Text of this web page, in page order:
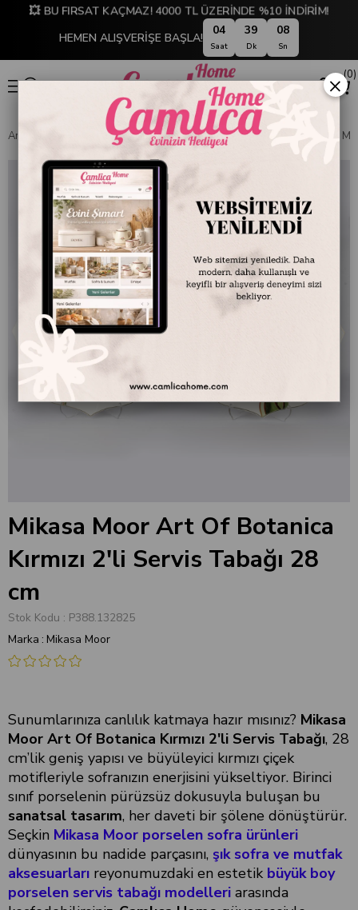
💥 BU FIRSAT KAÇMAZ! 4000 TL ÜZERİNDE %10 İNDİRİM!
HEMEN ALIŞVERİŞE BAŞLA! 04
Saat
39
Dk
07
Sn
0
Anasayfa SOFRA & MUTFAK SOFRA & SERVİS Servis Kapları ve
Mikasa Moor Art Of Botanica
Kırmızı 2'li Servis Tabağı 28
cm
Stok Kodu
P388.132825
Marka : Mikasa Moor
Sunumlarınıza canlılık katmaya hazır mısınız? Mikasa
Moor Art Of Botanica Kırmızı 2'li Servis Tabağı, 28
cm’lik geniş yapısı ve büyüleyici kırmızı çiçek
motifleriyle sofranızın enerjisini yükseltiyor. Birinci
sınıf porselenin pürüzsüz dokusuyla buluşan bu
sanatsal tasarım, her daveti bir şölene dönüştürür.
Seçkin Mikasa Moor porselen sofra ürünleri
dünyasının bu nadide parçasını, şık sofra ve mutfak
aksesuarları reyonumuzdaki en estetik büyük boy
porselen servis tabağı modelleri arasında
×